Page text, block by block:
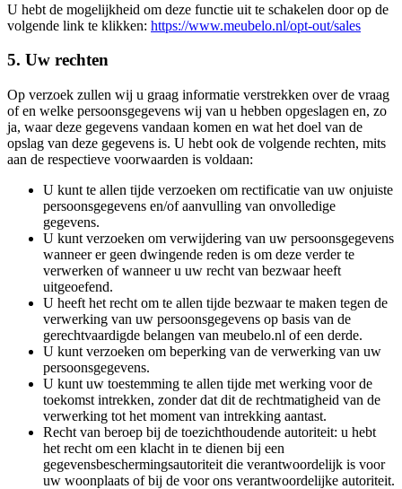
U hebt de mogelijkheid om deze functie uit te schakelen door op de
volgende link te klikken: https://www.meubelo.nl/opt-out/sales
5. Uw rechten
Op verzoek zullen wij u graag informatie verstrekken over de vraag
of en welke persoonsgegevens wij van u hebben opgeslagen en, zo
ja, waar deze gegevens vandaan komen en wat het doel van de
opslag van deze gegevens is. U hebt ook de volgende rechten, mits
aan de respectieve voorwaarden is voldaan:
U kunt te allen tijde verzoeken om rectificatie van uw onjuiste
persoonsgegevens en/of aanvulling van onvolledige
gegevens.
U kunt verzoeken om verwijdering van uw persoonsgegevens
wanneer er geen dwingende reden is om deze verder te
verwerken of wanneer u uw recht van bezwaar heeft
uitgeoefend.
U heeft het recht om te allen tijde bezwaar te maken tegen de
verwerking van uw persoonsgegevens op basis van de
gerechtvaardigde belangen van meubelo.nl of een derde.
U kunt verzoeken om beperking van de verwerking van uw
persoonsgegevens.
U kunt uw toestemming te allen tijde met werking voor de
toekomst intrekken, zonder dat dit de rechtmatigheid van de
verwerking tot het moment van intrekking aantast.
Recht van beroep bij de toezichthoudende autoriteit: u hebt
het recht om een klacht in te dienen bij een
gegevensbeschermingsautoriteit die verantwoordelijk is voor
uw woonplaats of bij de voor ons verantwoordelijke autoriteit.